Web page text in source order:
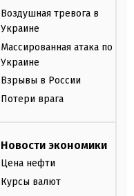
Воздушная тревога в
Украине
Массированная атака по
Украине
Взрывы в России
Потери врага
Новости экономики
Цена нефти
Курсы валют